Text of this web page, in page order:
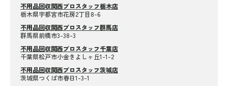
不用品回収関西プロスタッフ栃木店
栃木県宇都宮市花房2丁目8-6
不用品回収関西プロスタッフ群馬店
群馬県前橋市3-38-3
不用品回収関西プロスタッフ千葉店
千葉県松戸市小金きよしヶ丘1-1-2
不用品回収関西プロスタッフ茨城店
茨城県つくば市春日1-3-1